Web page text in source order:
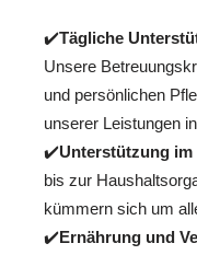
✔️Tägliche
Unsere
und persönlichen
unserer Leistungen
✔️Unterstützung im
bis zur
kümmern sich um
✔️Ernährung und